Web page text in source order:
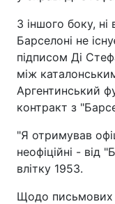
З іншого боку, ні
Барселоні не
підписом Ді
між
Аргентинський
контракт з
"Я отримував
неофіційні - від
влітку 1953.
Щодо письмових